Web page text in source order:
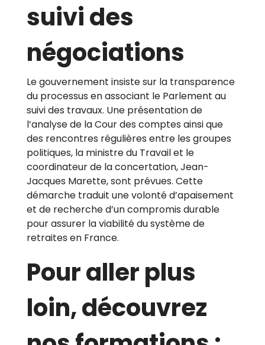
suivi des
négociations
Le gouvernement insiste sur la transparence
du processus en associant le Parlement au
suivi des travaux. Une présentation de
l’analyse de la Cour des comptes ainsi que
des rencontres régulières entre les groupes
politiques, la ministre du Travail et le
coordinateur de la concertation, Jean-
Jacques Marette, sont prévues. Cette
démarche traduit une volonté d’apaisement
et de recherche d’un compromis durable
pour assurer la viabilité du système de
retraites en France.
Pour aller plus
loin, découvrez